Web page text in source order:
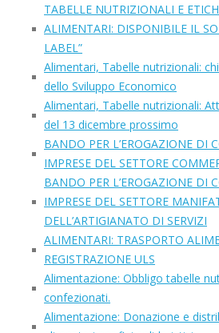
TABELLE NUTRIZIONALI E
ALIMENTARI: DISPONIBILE IL
LABEL”
Alimentari, Tabelle nutrizionali:
dello Sviluppo Economico
Alimentari, Tabelle nutrizionali:
del 13 dicembre prossimo
BANDO PER L’EROGAZIONE DI
IMPRESE DEL SETTORE
BANDO PER L’EROGAZIONE DI
IMPRESE DEL SETTORE
DELL’ARTIGIANATO DI SERVIZI
ALIMENTARI: TRASPORTO
REGISTRAZIONE ULS
Alimentazione: Obbligo tabelle
confezionati.
Alimentazione: Donazione e